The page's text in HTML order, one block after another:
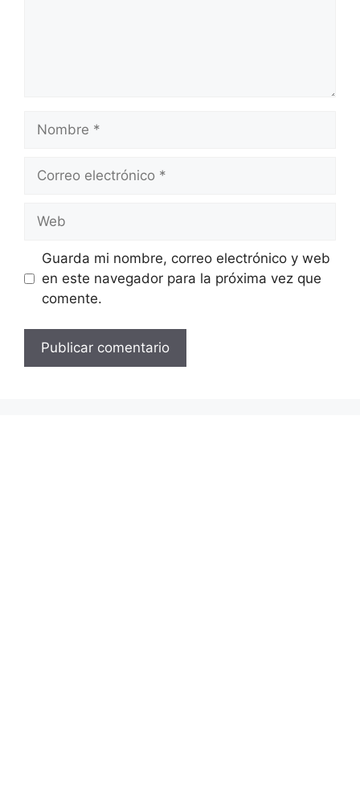
electrónico
Guarda mi nombre, correo electrónico y web
en este navegador para la próxima vez que
comente.